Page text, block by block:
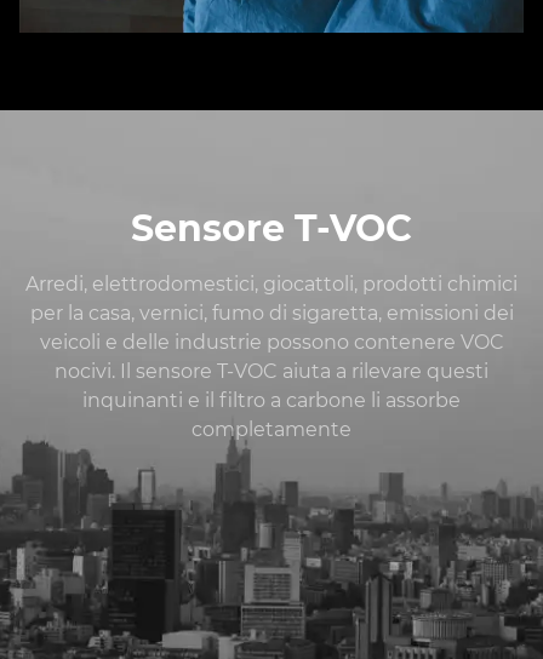
Sensore T-VOC
Arredi, elettrodomestici, giocattoli, prodotti chimici
per la casa, vernici, fumo di sigaretta, emissioni dei
veicoli e delle industrie possono contenere VOC
nocivi. Il sensore T-VOC aiuta a rilevare questi
inquinanti e il filtro a carbone li assorbe
completamente